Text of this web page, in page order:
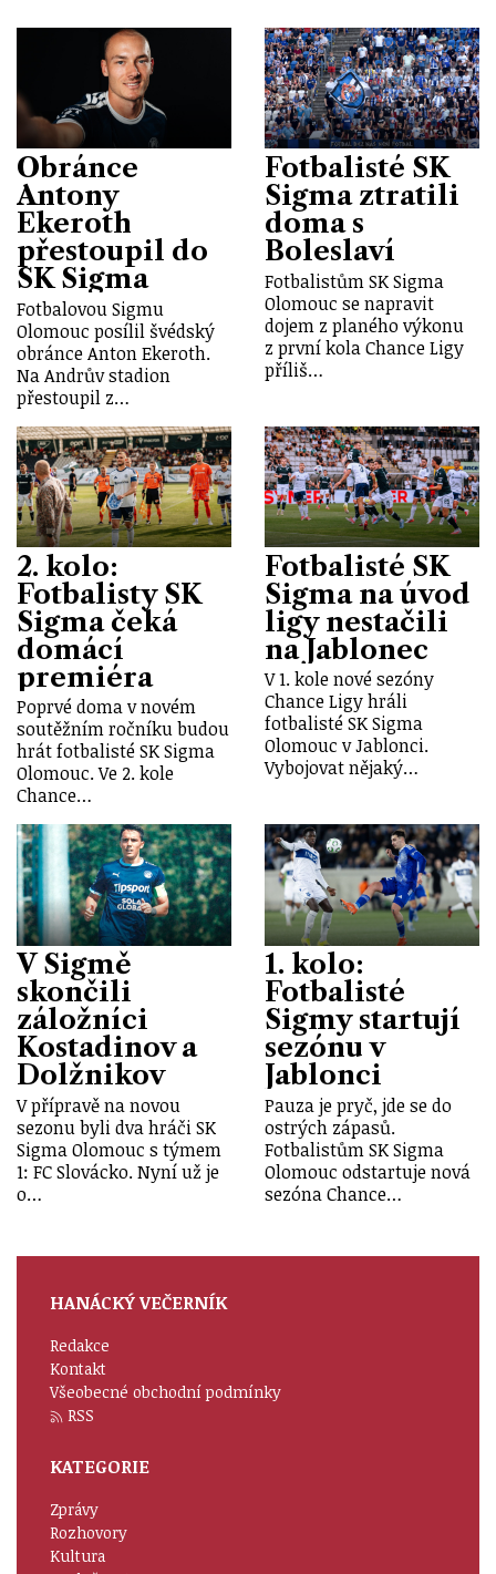
Obránce
Antony
Ekeroth
přestoupil do
SK Sigma
Fotbalovou Sigmu
Olomouc posílil švédský
obránce Anton Ekeroth.
Na Andrův stadion
přestoupil z…
Fotbalisté SK
Sigma ztratili
doma s
Boleslaví
Fotbalistům SK Sigma
Olomouc se napravit
dojem z planého výkonu
z první kola Chance Ligy
příliš…
2. kolo:
Fotbalisty SK
Sigma čeká
domácí
premiéra
Poprvé doma v novém
soutěžním ročníku budou
hrát fotbalisté SK Sigma
Olomouc. Ve 2. kole
Chance…
Fotbalisté SK
Sigma na úvod
ligy nestačili
na Jablonec
V 1. kole nové sezóny
Chance Ligy hráli
fotbalisté SK Sigma
Olomouc v Jablonci.
Vybojovat nějaký…
V Sigmě
skončili
záložníci
Kostadinov a
Dolžnikov
V přípravě na novou
sezonu byli dva hráči SK
Sigma Olomouc s týmem
1: FC Slovácko. Nyní už je
o…
1. kolo:
Fotbalisté
Sigmy startují
sezónu v
Jablonci
Pauza je pryč, jde se do
ostrých zápasů.
Fotbalistům SK Sigma
Olomouc odstartuje nová
sezóna Chance…
HANÁCKÝ VEČERNÍK
Redakce
Kontakt
Všeobecné obchodní podmínky
RSS
KATEGORIE
Zprávy
Rozhovory
Kultura